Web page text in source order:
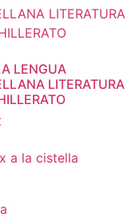
LENGUA
LITERATURA
a la cistella